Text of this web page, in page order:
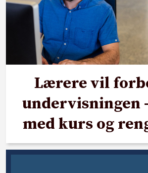
Lærere vil
undervisningen
med kurs og